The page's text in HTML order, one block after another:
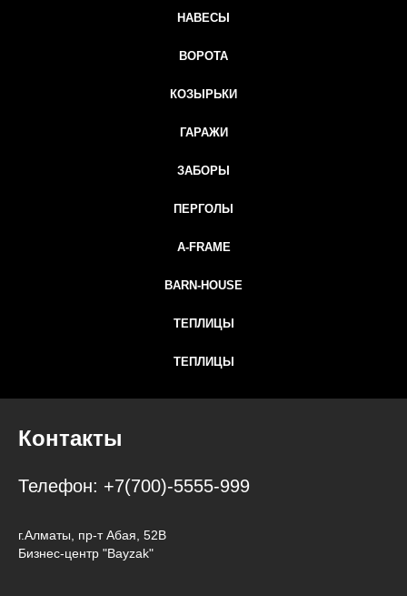
НАВЕСЫ
ВОРОТА
КОЗЫРЬКИ
ГАРАЖИ
ЗАБОРЫ
ПЕРГОЛЫ
A-FRAME
BARN-HOUSE
ТЕПЛИЦЫ
ТЕПЛИЦЫ
Контакты
Телефон: +7(700)-5555-999
г.Алматы, пр-т Абая, 52В
Бизнес-центр "Bayzak"